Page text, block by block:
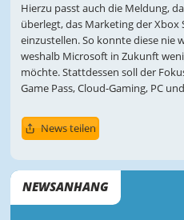
Hierzu passt auch die Meldung,
überlegt, das Marketing der Xbox
einzustellen. So konnte diese nie
weshalb Microsoft in Zukunft
möchte. Stattdessen soll der
Game Pass, Cloud-Gaming, PC
News teilen
NEWSANHANG